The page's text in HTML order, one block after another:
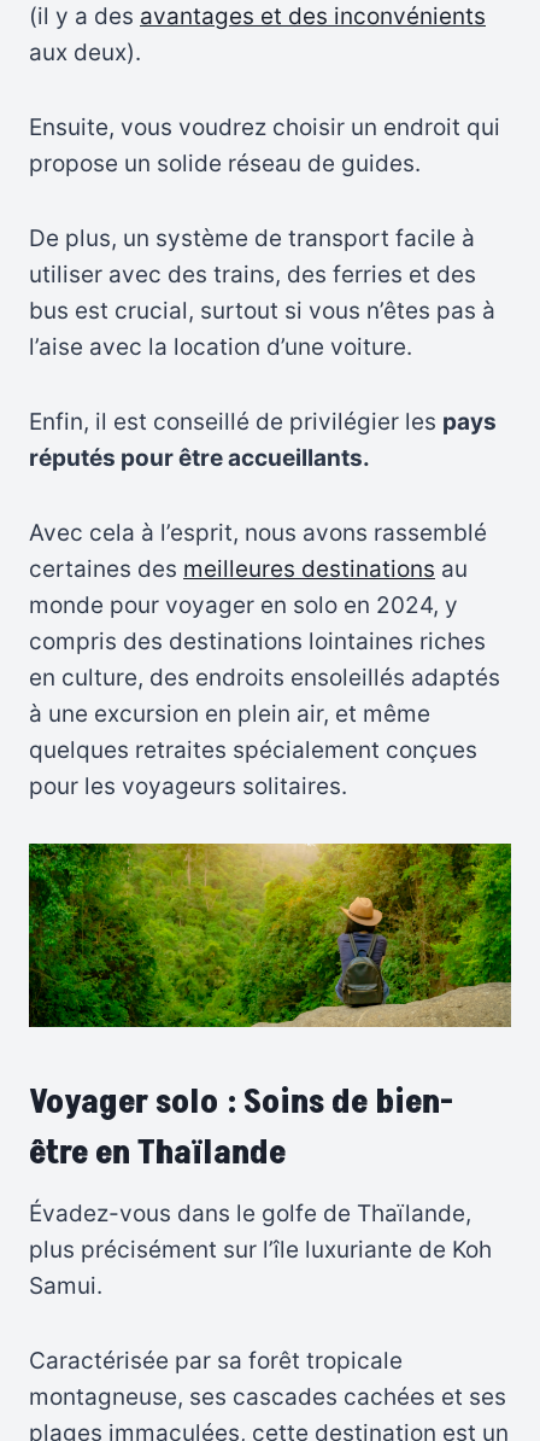
(il y a des avantages et des inconvénients
aux deux).
Ensuite, vous voudrez choisir un endroit qui
propose un solide réseau de guides.
De plus, un système de transport facile à
utiliser avec des trains, des ferries et des
bus est crucial, surtout si vous n’êtes pas à
l’aise avec la location d’une voiture.
Enfin, il est conseillé de privilégier les pays
réputés pour être accueillants.
Avec cela à l’esprit, nous avons rassemblé
certaines des meilleures destinations au
monde pour voyager en solo en 2024, y
compris des destinations lointaines riches
en culture, des endroits ensoleillés adaptés
à une excursion en plein air, et même
quelques retraites spécialement conçues
pour les voyageurs solitaires.
Voyager solo : Soins de bien-
être en Thaïlande
Évadez-vous dans le golfe de Thaïlande,
plus précisément sur l’île luxuriante de Koh
Samui.
Caractérisée par sa forêt tropicale
montagneuse, ses cascades cachées et ses
plages immaculées, cette destination est un